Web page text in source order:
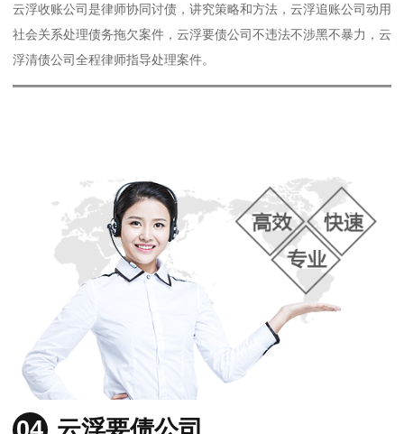
云浮收账公司是律师协同讨债，讲究策略和方法，云浮追账公司动用
社会关系处理债务拖欠案件，云浮要债公司不违法不涉黑不暴力，云
浮清债公司全程律师指导处理案件。